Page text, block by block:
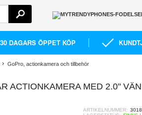
30 DAGARS ÖPPET KÖP
GoPro, actionkamera och tillbehör
ACTIONKAMERA MED 2.0"
ARTIKELNUMMER: